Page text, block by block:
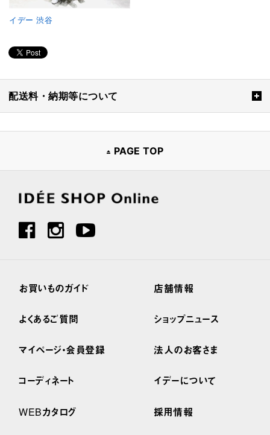
イデー 渋谷
配送料・納期等について
PAGE TOP
お買いものガイド
よくあるご質問
マイページ・会員登録
コーディネート
WEBカタログ
店舗情報
ショップニュース
法人のお客さま
イデーについて
採用情報